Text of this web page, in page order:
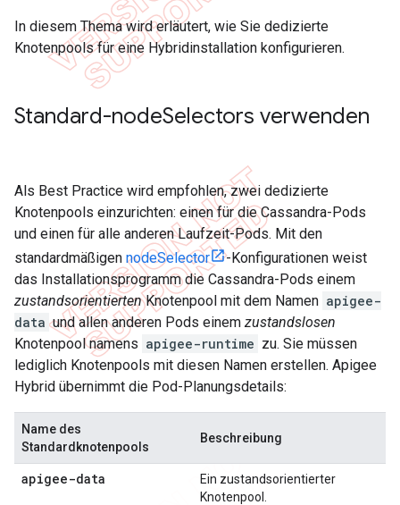
In diesem Thema wird erläutert, wie Sie dedizierte
Knotenpools für eine Hybridinstallation konfigurieren.
Standard-nodeSelectors verwenden
Als Best Practice wird empfohlen, zwei dedizierte
Knotenpools einzurichten: einen für die Cassandra-Pods
und einen für alle anderen Laufzeit-Pods. Mit den
standardmäßigen nodeSelector
-Konfigurationen weist
das Installationsprogramm die Cassandra-Pods einem
zustandsorientiertenKnotenpool mit dem Namen apigee-
data und allen anderen Pods einem zustandslosen
Knotenpool namens apigee-runtime zu. Sie müssen
lediglich Knotenpools mit diesen Namen erstellen. Apigee
Hybrid übernimmt die Pod-Planungsdetails:
Name des
Standardknotenpools
Beschreibung
apigee-data
Ein zustandsorientierter
Knotenpool.